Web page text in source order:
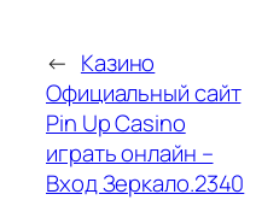
← Казино
Официальный сайт
Pin Up Casino
играть онлайн –
Вход Зеркало.2340